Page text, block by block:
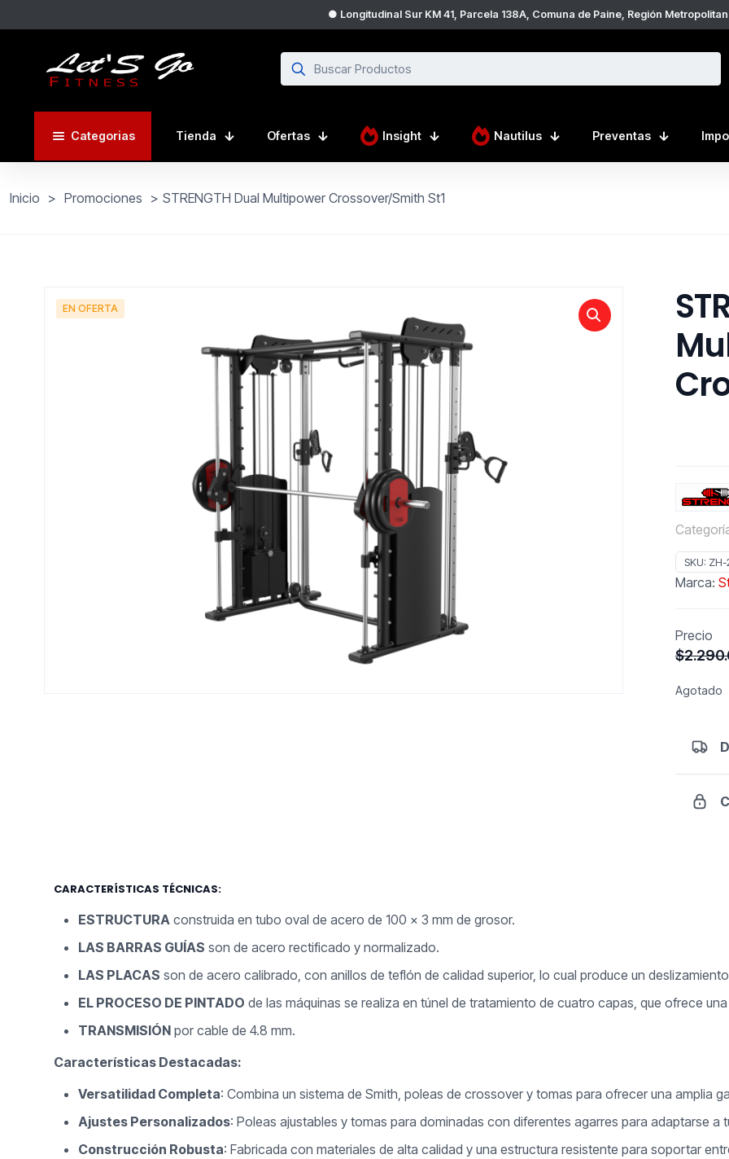
● Longitudinal Sur KM 41, Parcela 138A, Comuna de Paine, Región
Categorias Tienda Ofertas Insight Nautilus Preventas
Inicio > Promociones > STRENGTH Dual Multipower Crossover/Smith St1
EN OFERTA
SKU: ZH-
Marca:
Precio
$
Agotado
CARACTERÍSTICAS TÉCNICAS:
ESTRUCTURA construida en tubo oval de acero de 100 x 3 mm de grosor.
LAS BARRAS GUÍAS son de acero rectificado y normalizado.
LAS PLACAS son de acero calibrado, con anillos de teflón de calidad superior, lo cual produce un
EL PROCESO DE PINTADO de las máquinas se realiza en túnel de tratamiento de cuatro capas, que ofrece
TRANSMISIÓN por cable de 4.8 mm.
Características Destacadas:
Versatilidad Completa: Combina un sistema de Smith, poleas de crossover y tomas para ofrecer una amplia
Ajustes Personalizados: Poleas ajustables y tomas para dominadas con diferentes agarres para adaptarse
Construcción Robusta: Fabricada con materiales de alta calidad y una estructura resistente para soportar